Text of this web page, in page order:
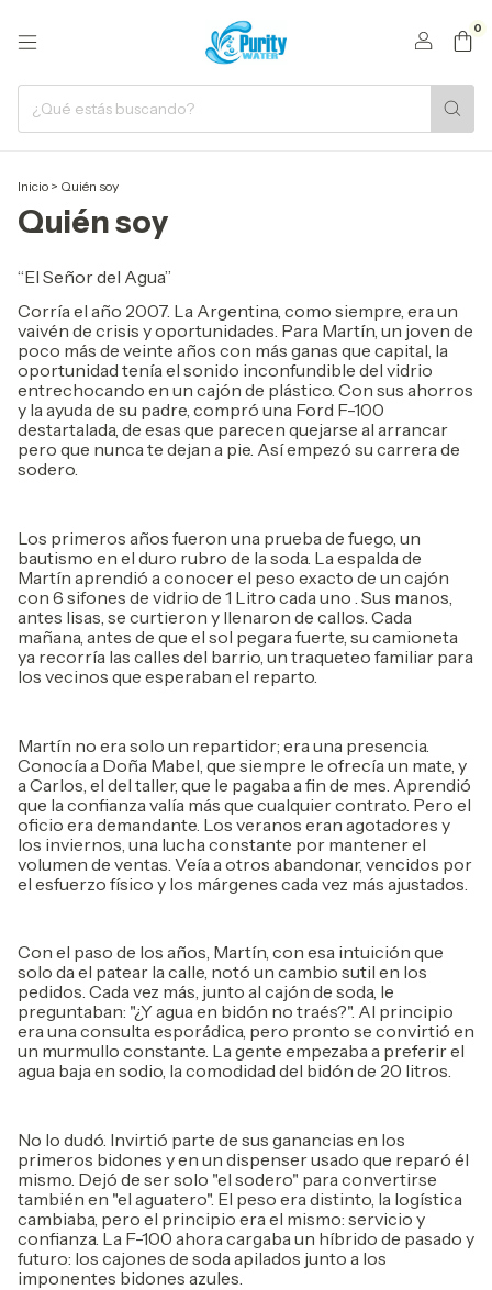
0
Inicio > Quién soy
Quién soy
“El Señor del Agua”
Corría el año 2007. La Argentina, como siempre, era un
vaivén de crisis y oportunidades. Para Martín, un joven de
poco más de veinte años con más ganas que capital, la
oportunidad tenía el sonido inconfundible del vidrio
entrechocando en un cajón de plástico. Con sus ahorros
y la ayuda de su padre, compró una Ford F-100
destartalada, de esas que parecen quejarse al arrancar
pero que nunca te dejan a pie. Así empezó su carrera de
sodero.
Los primeros años fueron una prueba de fuego, un
bautismo en el duro rubro de la soda. La espalda de
Martín aprendió a conocer el peso exacto de un cajón
con 6 sifones de vidrio de 1 Litro cada uno . Sus manos,
antes lisas, se curtieron y llenaron de callos. Cada
mañana, antes de que el sol pegara fuerte, su camioneta
ya recorría las calles del barrio, un traqueteo familiar para
los vecinos que esperaban el reparto.
Martín no era solo un repartidor; era una presencia.
Conocía a Doña Mabel, que siempre le ofrecía un mate, y
a Carlos, el del taller, que le pagaba a fin de mes. Aprendió
que la confianza valía más que cualquier contrato. Pero el
oficio era demandante. Los veranos eran agotadores y
los inviernos, una lucha constante por mantener el
volumen de ventas. Veía a otros abandonar, vencidos por
el esfuerzo físico y los márgenes cada vez más ajustados.
Con el paso de los años, Martín, con esa intuición que
solo da el patear la calle, notó un cambio sutil en los
pedidos. Cada vez más, junto al cajón de soda, le
preguntaban: "¿Y agua en bidón no traés?". Al principio
era una consulta esporádica, pero pronto se convirtió en
un murmullo constante. La gente empezaba a preferir el
agua baja en sodio, la comodidad del bidón de 20 litros.
No lo dudó. Invirtió parte de sus ganancias en los
primeros bidones y en un dispenser usado que reparó él
mismo. Dejó de ser solo "el sodero" para convertirse
también en "el aguatero". El peso era distinto, la logística
cambiaba, pero el principio era el mismo: servicio y
confianza. La F-100 ahora cargaba un híbrido de pasado y
futuro: los cajones de soda apilados junto a los
imponentes bidones azules.